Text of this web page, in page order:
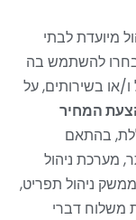
מיועדת לבתי
להשתמש בה
או בשירותים, על
המחיר
בהתאם
מערכת ניהול
ניהול תפריט,
משלוח דברי